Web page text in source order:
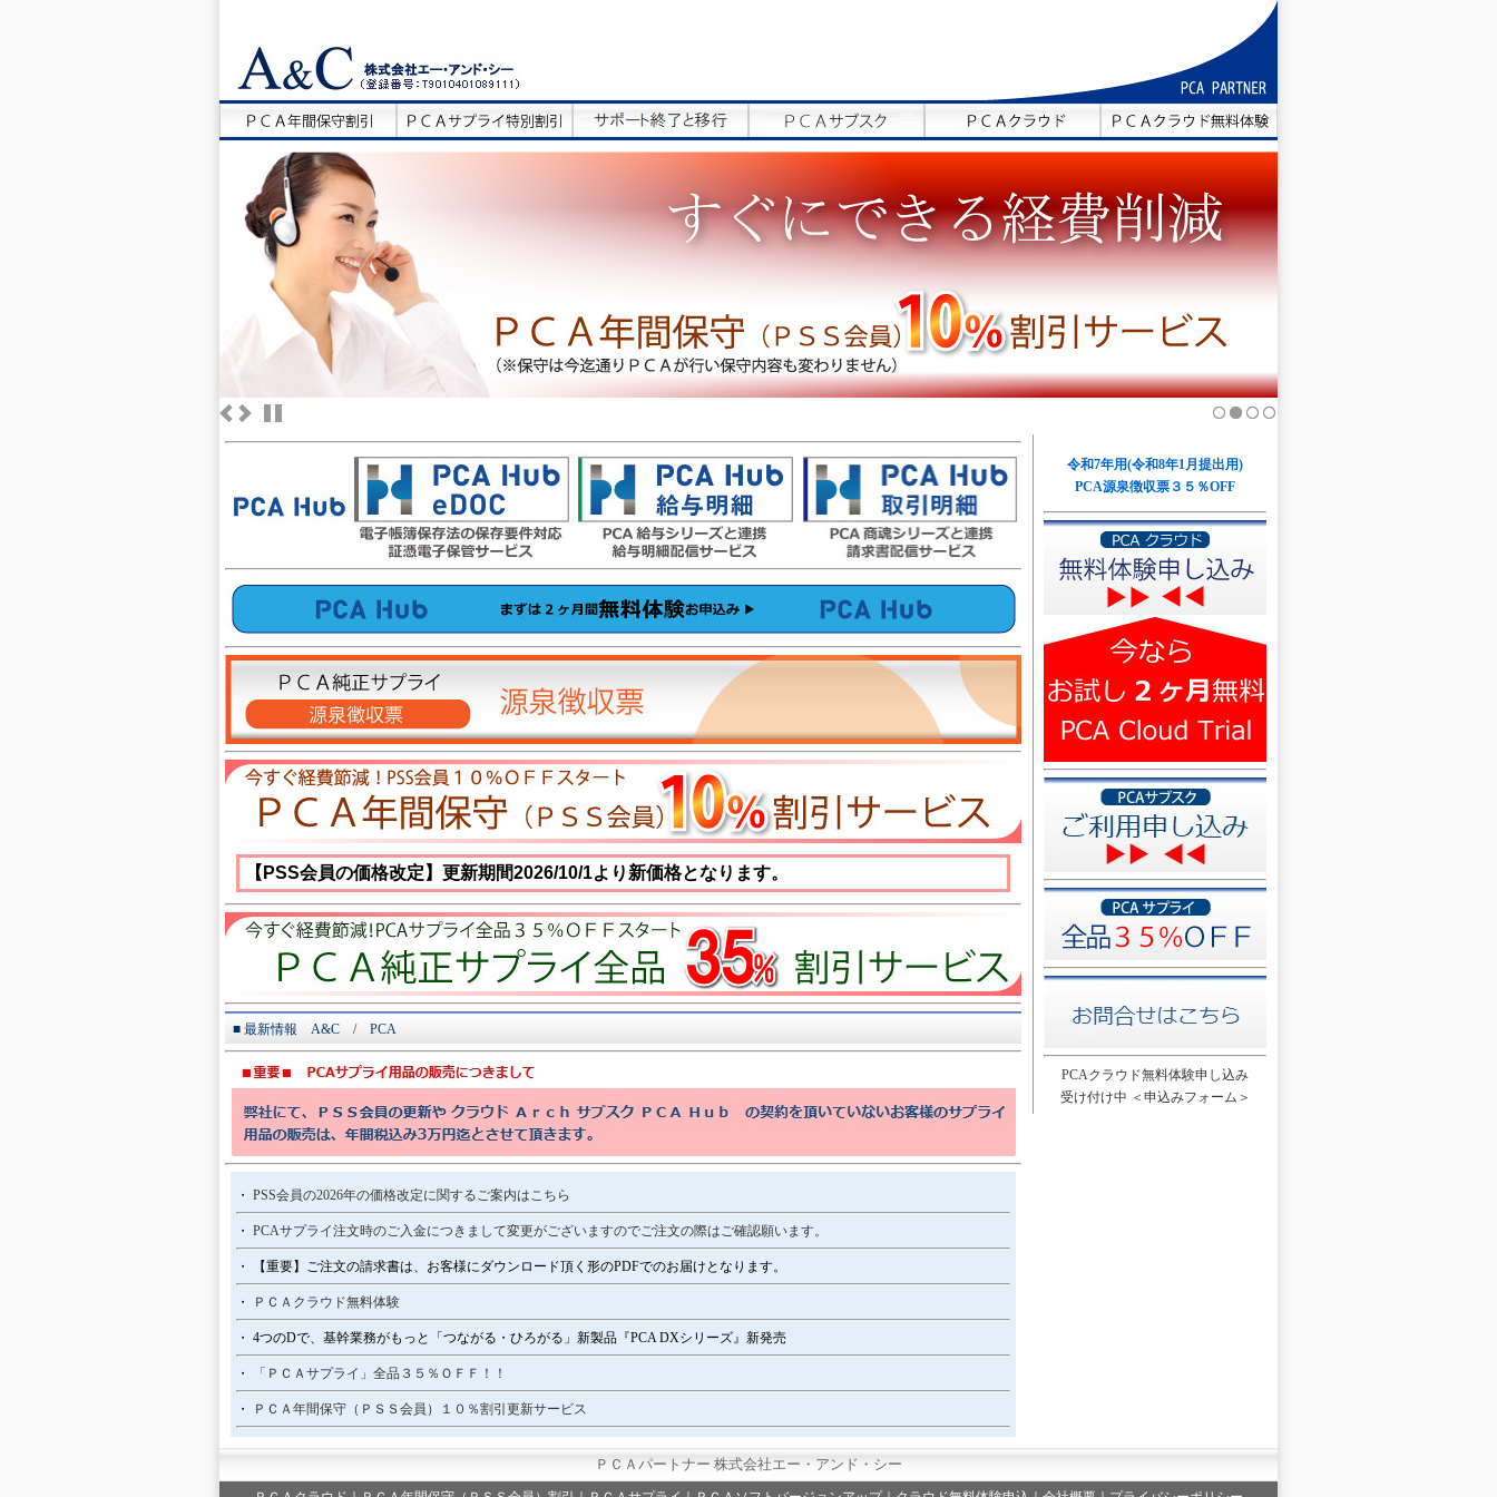
令和7年用(令和8年1月提出用)
PCA源泉徴収票３５％OFF
PCAクラウド無料体験申し込み
受け付け中 ＜申込みフォーム＞
【PSS会員の価格改定】更新期間2026/10/1より新価格となります。
■ 最新情報 A&C / PCA
・ PSS会員の2026年の価格改定に関するご案内はこちら
・ PCAサプライ注文時のご入金につきまして変更がございますのでご注文の際はご確認願います。
・ 【重要】ご注文の請求書は、お客様にダウンロード頂く形のPDFでのお届けとなります。
・ ＰＣＡクラウド無料体験
・ 4つのDで、基幹業務がもっと「つながる・ひろがる」新製品『PCA DXシリーズ』新発売
・ 「ＰＣＡサプライ」全品３５％ＯＦＦ！！
・ ＰＣＡ年間保守（ＰＳＳ会員）１０％割引更新サービス
ＰＣＡパートナー 株式会社エー・アンド・シー